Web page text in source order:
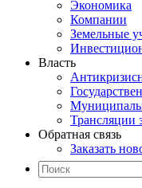
Экономика
Компании
Земельные
Власть
Трансляции
Обратная связь
Заказать